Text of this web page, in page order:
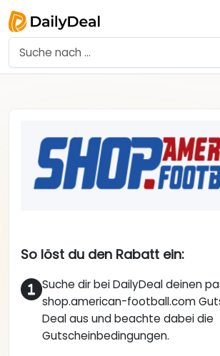
So löst du den Rabatt ein:
Suche dir bei DailyDeal deinen
shop.american-football.com
Deal aus und beachte dabei die
Gutscheinbedingungen.